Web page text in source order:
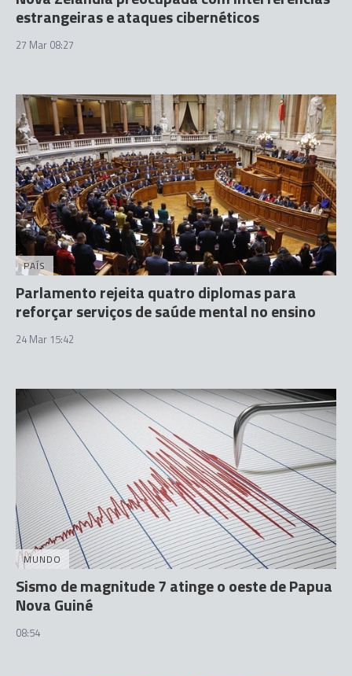
estrangeiras e ataques cibernéticos
27 Mar 08:27
PAÍS
Parlamento rejeita quatro diplomas para
reforçar serviços de saúde mental no ensino
24 Mar 15:42
MUNDO
Sismo de magnitude 7 atinge o oeste de Papua
Nova Guiné
08:54